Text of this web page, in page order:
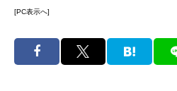
[PC表示へ]